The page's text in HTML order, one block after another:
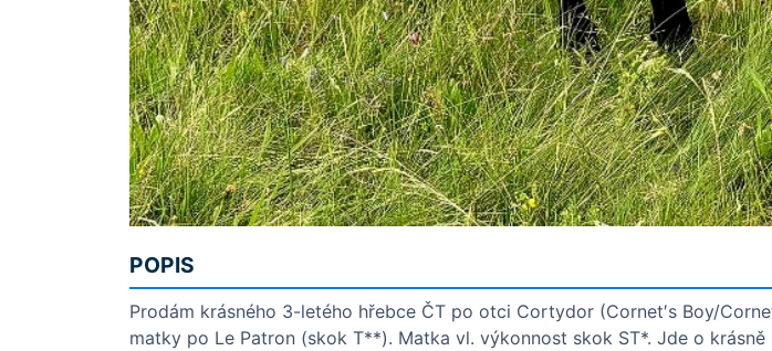
POPIS
Prodám krásného 3-letého hřebce ČT po otci Cortydor (Cornet′s Boy/
matky po Le Patron (skok T**). Matka vl. výkonnost skok ST*. Jde o krásně